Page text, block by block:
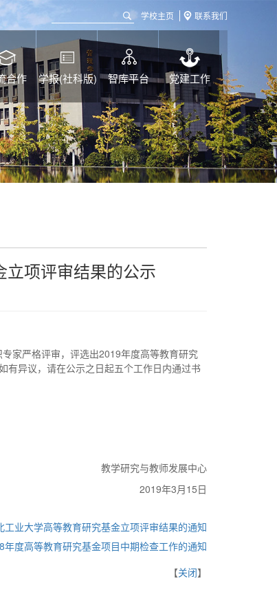
学校主页 联系我们
合作 学报(社科版) 智库平台 党建工作
项评审结果的公示
家严格评审，评选出2019年度高等教育研究
有异议，请在公示之日起五个工作日内通过书
教学研究与教师发展中心
2019年3月15日
工业大学高等教育研究基金立项评审结果的通知
年度高等教育研究基金项目中期检查工作的通知
【关闭】